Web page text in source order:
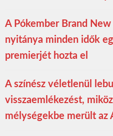
A Pókember Brand
nyitánya minden idők
premierjét hozta el
A színész véletlenül
visszaemlékezést,
mélységekbe merült az